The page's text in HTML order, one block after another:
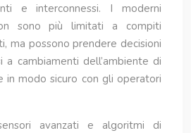
e interconnessi. I moderni
sono più limitati a compiti
ma possono prendere decisioni
a cambiamenti dell’ambiente di
in modo sicuro con gli operatori
avanzati e algoritmi di